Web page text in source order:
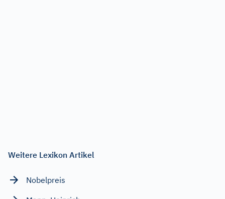
Weitere Lexikon Artikel
Nobelpreis